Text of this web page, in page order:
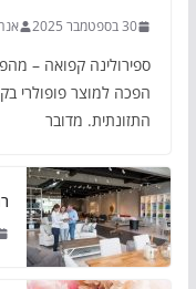
30 בספטמבר 2025
ספירולינה קפואה –
הפכה למוצר פופולרי
התזונתית. מדובר